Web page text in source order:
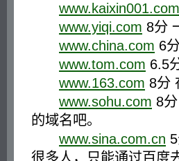
www.kaixin001.com
www.yiqi.com 8分
www.china.com 6
www.tom.com 6.5
www.163.com 8分
www.sohu.com 8
的域名吧。
www.sina.com.cn
很多人，只能通过百度